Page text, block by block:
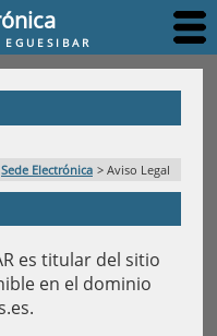
Sede Electrónica > Aviso Legal
es titular del sitio
en el dominio